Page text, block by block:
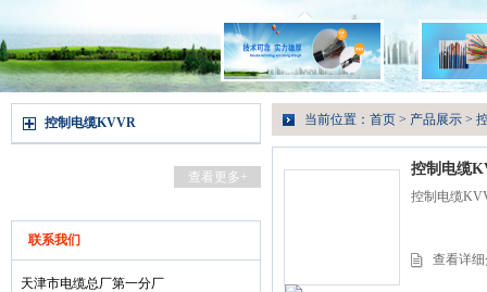
控制电缆KVVR
查看更多+
联系我们
天津市电缆总厂第一分厂
当前位置： 首页 > 产品展示 >
控制电缆
控制电缆
查看详